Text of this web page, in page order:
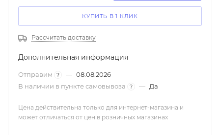
КУПИТЬ В 1 КЛИК
Рассчитать доставку
Дополнительная информация
Отправим ? — 08.08.2026
В наличии в пункте самовывоза
? — Да
Цена действительна только для интернет-магазина и
может отличаться от цен в розничных магазинах